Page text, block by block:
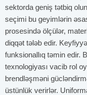
sektorda geniş tətbiq
seçimi bu geyimlərin
prosesində ölçülər,
diqqət tələb edir.
funksionallıq təmin edir.
texnologiyası vacib rol
brendləşməni
üstünlük verirlər.